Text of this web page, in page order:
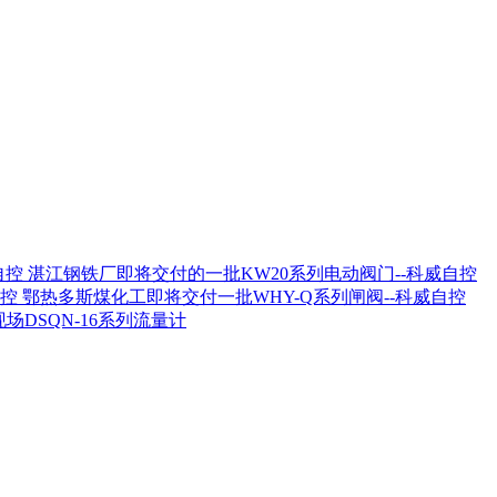
湛江钢铁厂即将交付的一批KW20系列电动阀门--科威自控
鄂热多斯煤化工即将交付一批WHY-Q系列闸阀--科威自控
DSQN-16系列流量计